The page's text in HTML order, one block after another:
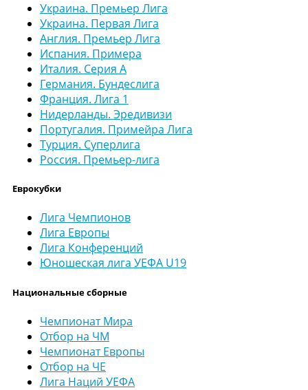
Украина. Премьер Лига
Украина. Первая Лига
Англия. Премьер Лига
Испания. Примера
Италия. Серия А
Германия. Бундеслига
Франция. Лига 1
Нидерланды. Эредивизи
Португалия. Примейра Лига
Турция. Суперлига
Россия. Премьер-лига
Еврокубки
Лига Чемпионов
Лига Европы
Лига Конференций
Юношеская лига УЕФА U19
Национальные сборные
Чемпионат Мира
Отбор на ЧМ
Чемпионат Европы
Отбор на ЧЕ
Лига Наций УЕФА